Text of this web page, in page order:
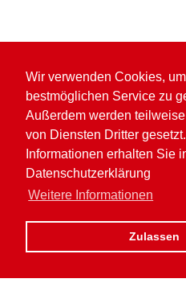
Wir verwenden Cookies,
bestmöglichen Service zu
Außerdem werden
von Diensten Dritter
Informationen erhalten Sie
Datenschutzerklärung
Weitere Informationen
Zulassen